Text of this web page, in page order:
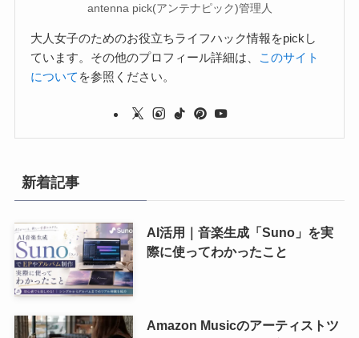
antenna pick(アンテナピック)管理人
大人女子のためのお役立ちライフハック情報をpickし
ています。その他のプロフィール詳細は、
このサイト
について を参照ください。
新着記事
AI活用｜音楽生成「Suno」を実
際に使ってわかったこと
Amazon Musicのアーティストツ